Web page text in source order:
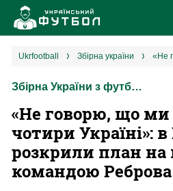
Збірна
УПЛ
ukrfootball збірна україни
Збірна України з футболу
«Не говорю, що ми
чотири Україні»: в
розкрили план на
командою Реброва